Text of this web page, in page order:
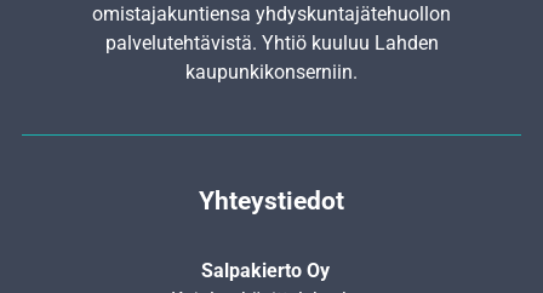
omistajakuntiensa yhdyskunta­jätehuollon
palvelutehtävistä. Yhtiö kuuluu Lahden
kaupunkikonserniin.
Yhteystiedot
Salpakierto Oy